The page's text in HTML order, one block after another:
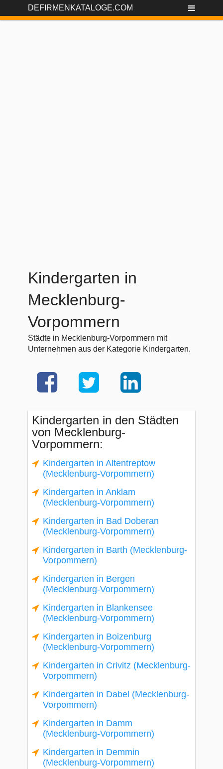
DEFIRMENKATALOGE.COM
Kindergarten in
Mecklenburg-
Vorpommern
Städte in Mecklenburg-Vorpommern mit
Unternehmen aus der Kategorie Kindergarten.
Kindergarten in den Städten
von Mecklenburg-
Vorpommern:
Kindergarten in Altentreptow
(Mecklenburg-Vorpommern)
Kindergarten in Anklam
(Mecklenburg-Vorpommern)
Kindergarten in Bad Doberan
(Mecklenburg-Vorpommern)
Kindergarten in Barth (Mecklenburg-
Vorpommern)
Kindergarten in Bergen
(Mecklenburg-Vorpommern)
Kindergarten in Blankensee
(Mecklenburg-Vorpommern)
Kindergarten in Boizenburg
(Mecklenburg-Vorpommern)
Kindergarten in Crivitz (Mecklenburg-
Vorpommern)
Kindergarten in Dabel (Mecklenburg-
Vorpommern)
Kindergarten in Damm
(Mecklenburg-Vorpommern)
Kindergarten in Demmin
(Mecklenburg-Vorpommern)